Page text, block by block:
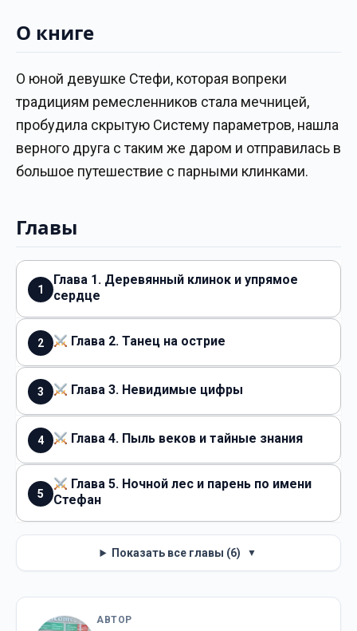
О книге
О юной девушке Стефи, которая вопреки
традициям ремесленников стала мечницей,
пробудила скрытую Систему параметров, нашла
верного друга с таким же даром и отправилась в
большое путешествие с парными клинками.
Главы
1
Глава 1. Деревянный клинок и упрямое
сердце
2 Глава 2. Танец на острие
3 Глава 3. Невидимые цифры
4 Глава 4. Пыль веков и тайные знания
5
Глава 5. Ночной лес и парень по имени
Стефан
Показать все главы (6) ▼
АВТОР